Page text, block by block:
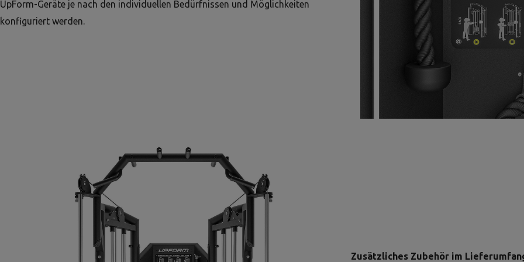
UpForm-Geräte je nach den individuellen Bedürfnissen und Möglichkeiten
konfiguriert werden.
Zusätzliches Zubehör im